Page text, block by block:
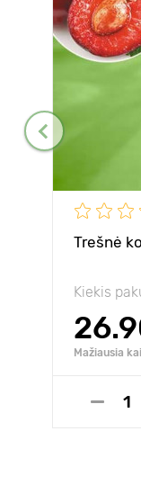
Trešnė
Kiekis
Mažiausia